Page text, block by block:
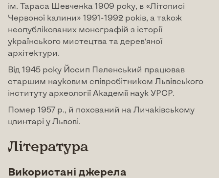
ім. Тараса Шевченка 1909 року, в «Літописі
Червоної калини» 1991-1992 років, а також
неопублікованих монографій з історії
українського мистецтва та дерев’яної
архітектури.
Від 1945 року Йосип Пеленський працював
старшим науковим співробітником Львівського
інституту археології Академії наук УРСР.
Помер 1957 р., й похований на Личаківському
цвинтарі у Львові.
Література
Використані джерела